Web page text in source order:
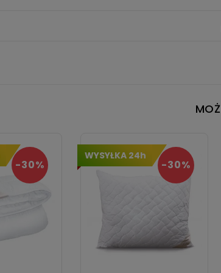
-30%
WYSYŁKA 24h
-30%